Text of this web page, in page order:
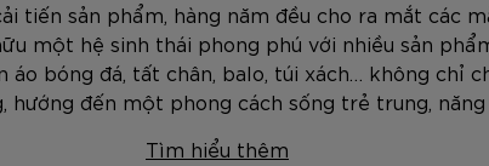
tiến sản phẩm, hàng năm đều cho ra mắt các
một hệ sinh thái phong phú với nhiều sản
áo bóng đá, tất chân, balo, túi xách… không chỉ
hướng đến một phong cách sống trẻ trung, năng
Tìm hiểu thêm